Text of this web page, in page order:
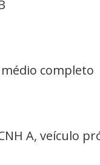
médio completo
A, veículo